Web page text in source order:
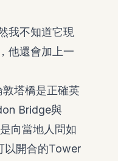
我不知道它現
他還會加上一
塔橋是正確英
Bridge與
向當地人問如
以開合的Tower